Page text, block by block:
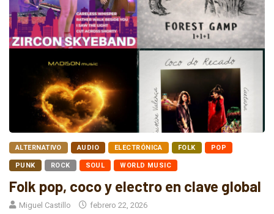
ALTERNATIVO AUDIO ELECTRÓNICA FOLK POP
PUNK ROCK SOUL WORLD MUSIC
Folk pop, coco y electro en clave global
Miguel Castillo febrero 22, 2026